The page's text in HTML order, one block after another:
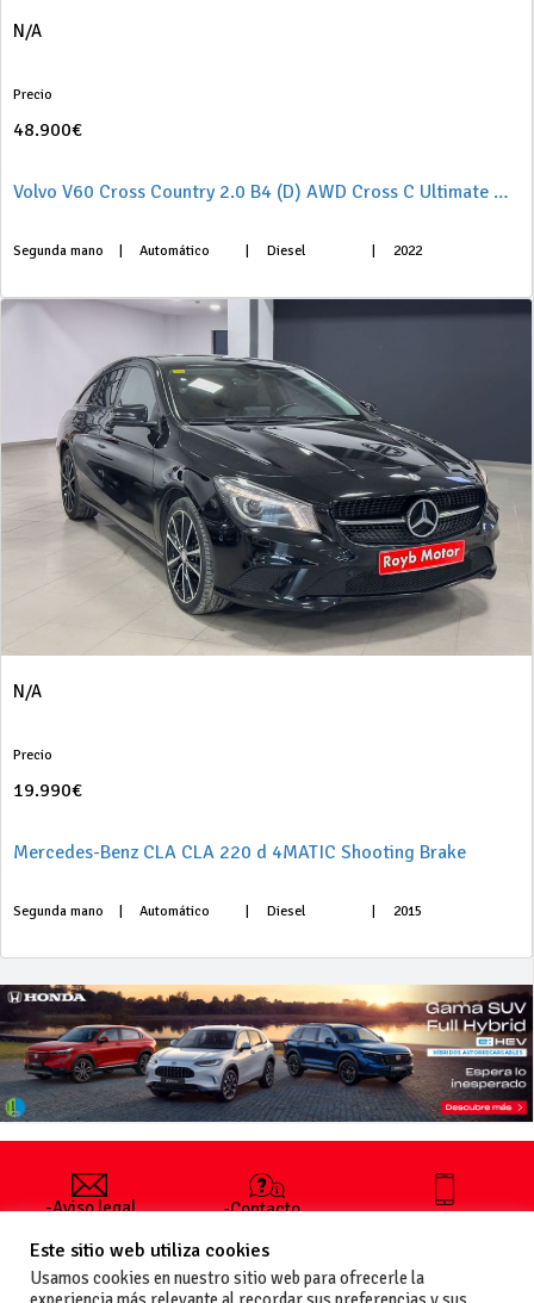
N/A
Precio
48.900€
Volvo V60 Cross Country 2.0 B4 (D) AWD Cross C Ultimate Auto
Segunda mano Automático Diesel 2022
N/A
Precio
19.990€
Mercedes-Benz CLA CLA 220 d 4MATIC Shooting Brake
Segunda mano Automático Diesel 2015
-Aviso legal
generales
de uso
-Contacto
publicar un
anuncio
-Vende+
+34 627 35
Este sitio web utiliza cookies
Usamos cookies en nuestro sitio web para ofrecerle la